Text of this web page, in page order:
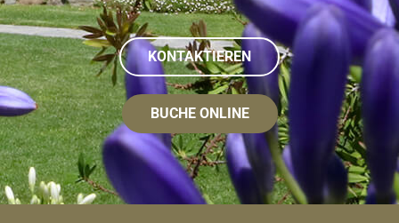
KONTAKTIEREN
BUCHE ONLINE